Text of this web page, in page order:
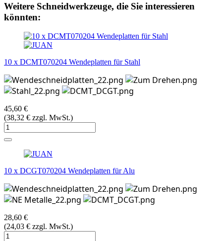
Weitere Schneidwerkzeuge, die Sie interessieren
könnten:
10 x DCMT070204 Wendeplatten für Stahl
45,60 €
(38,32 € zzgl. MwSt.)
10 x DCGT070204 Wendeplatten für Alu
28,60 €
(24,03 € zzgl. MwSt.)